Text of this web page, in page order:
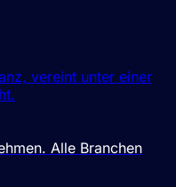
vereint unter einer
Alle Branchen